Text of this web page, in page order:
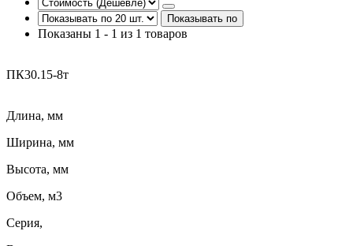
Показывать по
Показаны 1 - 1 из 1 товаров
ПК30.15-8т
Длина, мм
Ширина, мм
Высота, мм
Объем, м3
Серия,